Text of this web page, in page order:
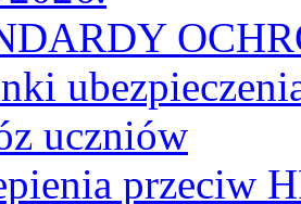
uczniów
przeciw